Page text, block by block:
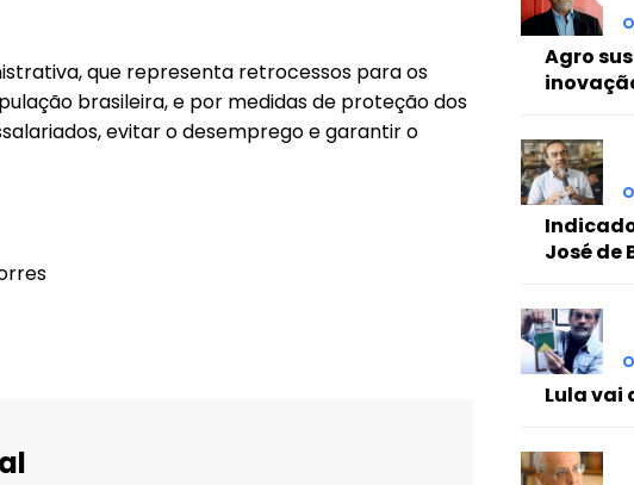
que representa retrocessos para os
brasileira, e por medidas de proteção dos
evitar o desemprego e garantir o
Agro
José de
Lula vai